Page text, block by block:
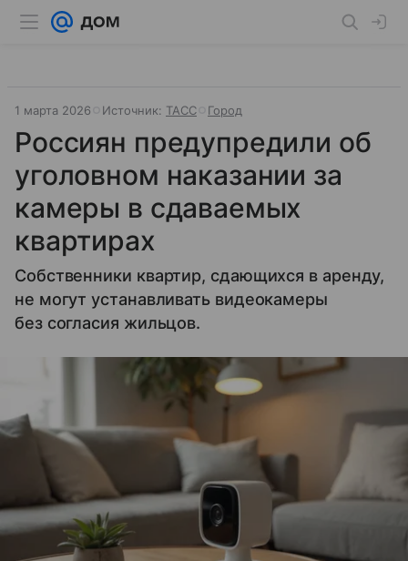
1 марта 2026 Источник: ТАСС Город
Россиян предупредили об
уголовном наказании за
камеры в сдаваемых
квартирах
Собственники квартир, сдающихся в аренду,
не могут устанавливать видеокамеры
без согласия жильцов.